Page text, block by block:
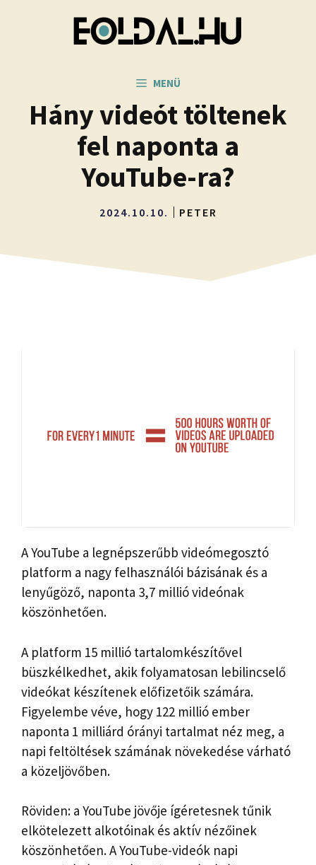
MENÜ
Hány videót töltenek
fel naponta a
YouTube-ra?
2024.10.10. PETER
A YouTube a legnépszerűbb videómegosztó
platform a nagy felhasználói bázisának és a
lenyűgöző, naponta 3,7 millió videónak
köszönhetően.
A platform 15 millió tartalomkészítővel
büszkélkedhet, akik folyamatosan lebilincselő
videókat készítenek előfizetőik számára.
Figyelembe véve, hogy 122 millió ember
naponta 1 milliárd órányi tartalmat néz meg, a
napi feltöltések számának növekedése várható
a közeljövőben.
Röviden: a YouTube jövője ígéretesnek tűnik
elkötelezett alkotóinak és aktív nézőinek
köszönhetően. A YouTube-videók napi